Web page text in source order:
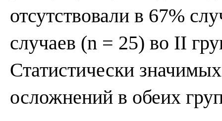
отсутствовали в 67%
случаев (n = 25) во II
Статистически
осложнений в обеих